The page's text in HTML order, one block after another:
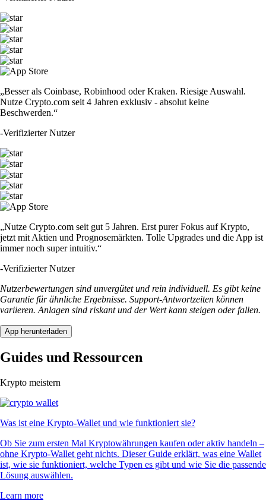
„Besser als Coinbase, Robinhood oder Kraken. Riesige Auswahl.
Nutze Crypto.com seit 4 Jahren exklusiv - absolut keine
Beschwerden.“
-Verifizierter Nutzer
„Nutze Crypto.com seit gut 5 Jahren. Erst purer Fokus auf Krypto,
jetzt mit Aktien und Prognosemärkten. Tolle Upgrades und die App ist
immer noch super intuitiv.“
-Verifizierter Nutzer
Nutzerbewertungen sind unvergütet und rein individuell. Es gibt keine
Garantie für ähnliche Ergebnisse. Support-Antwortzeiten können
variieren. Anlagen sind riskant und der Wert kann steigen oder fallen.
App herunterladen
Guides und Ressourcen
Krypto meistern
Was ist eine Krypto-Wallet und wie funktioniert sie?
Ob Sie zum ersten Mal Kryptowährungen kaufen oder aktiv handeln –
ohne Krypto-Wallet geht nichts. Dieser Guide erklärt, was eine Wallet
ist, wie sie funktioniert, welche Typen es gibt und wie Sie die passende
Lösung auswählen.
Learn more